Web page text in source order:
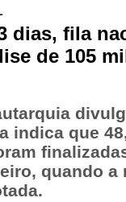
dias, fila
de 105
indica que
quando a